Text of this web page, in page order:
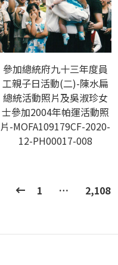
參加總統府九十三年度員
工親子日活動(二)-陳水扁
總統活動照片及吳淑珍女
士參加2004年帕運活動照
片-MOFA109179CF-2020-
12-PH00017-008
1 … 2,108